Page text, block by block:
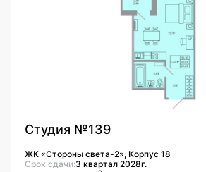
Студия №139
ЖК «Стороны света-2», Корпус 18
Срок сдачи:3 квартал 2028г.